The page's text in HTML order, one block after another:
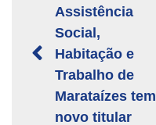
Assistência
Social,
Habitação e
Trabalho de
Marataízes tem
novo titular